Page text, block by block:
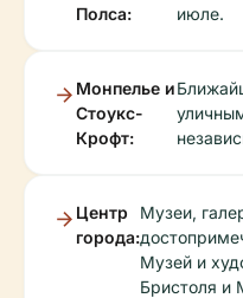
Полса:
июле.
Монпелье и
Стоукс-
Крофт:
Центр
города:
Музеи,
Музей и
Бристоля и